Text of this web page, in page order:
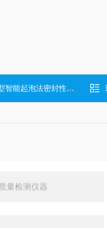
起泡法密封性测试仪